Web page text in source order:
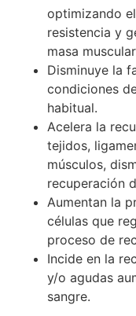
optimizando
resistencia y
masa
Disminuye la
condiciones
habitual.
Acelera la
tejidos,
músculos,
recuperación
Aumentan la
células que
proceso de
Incide en la
y/o agudas
sangre.